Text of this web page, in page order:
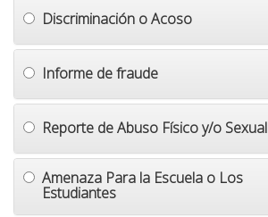
Discriminación o Acoso
Informe de fraude
Reporte de Abuso Físico y/o Sexual
Amenaza Para la Escuela o Los
Estudiantes